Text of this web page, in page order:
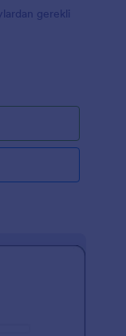
gerekli